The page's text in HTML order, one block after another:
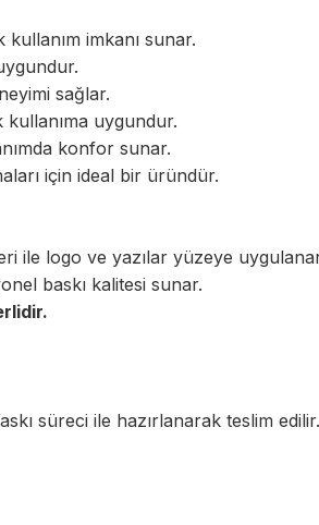
imkanı sunar.
sağlar.
kullanıma uygundur.
konfor sunar.
için ideal bir üründür.
ile logo ve yazılar yüzeye
baskı kalitesi sunar.
süreci ile hazırlanarak teslim edilir.